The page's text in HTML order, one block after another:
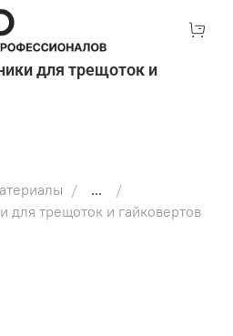
для трещоток и
...
для трещоток и гайковертов